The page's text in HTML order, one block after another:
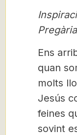
Ens
quan
molts
Jesús
feines
sovint